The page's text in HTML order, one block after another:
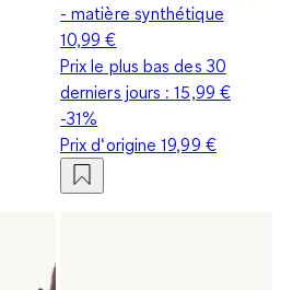
- matière synthétique
10,99 €
Prix le plus bas des 30
derniers jours :15,99 €
-31%
Prix d‘origine19,99 €